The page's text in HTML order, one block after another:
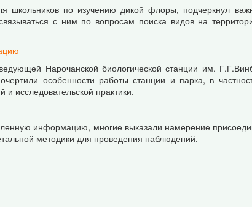
школьников по изучению дикой флоры, подчеркнул
с ним по вопросам поиска видов на
Нарочанской биологической станции им.
особенности работы станции и парка, в
и исследовательской практики.
информацию, многие выказали намерение
методики для проведения наблюдений.